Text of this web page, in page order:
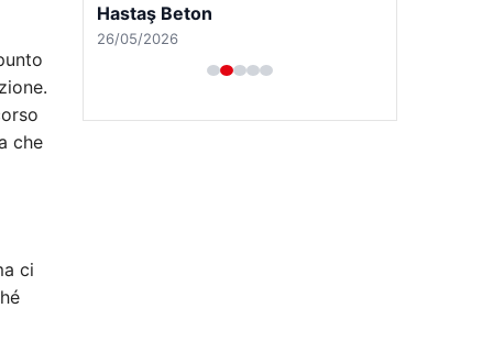
che
ci